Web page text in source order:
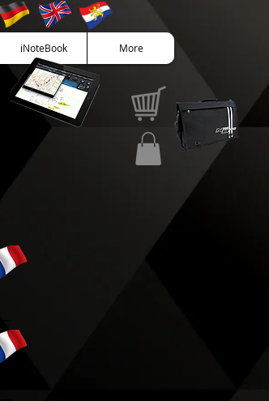
iNoteBook More